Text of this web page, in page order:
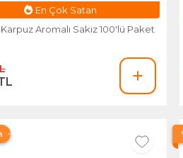
Esnafa Özel Fiyat
Aromalı Sakız 100'lü Paket